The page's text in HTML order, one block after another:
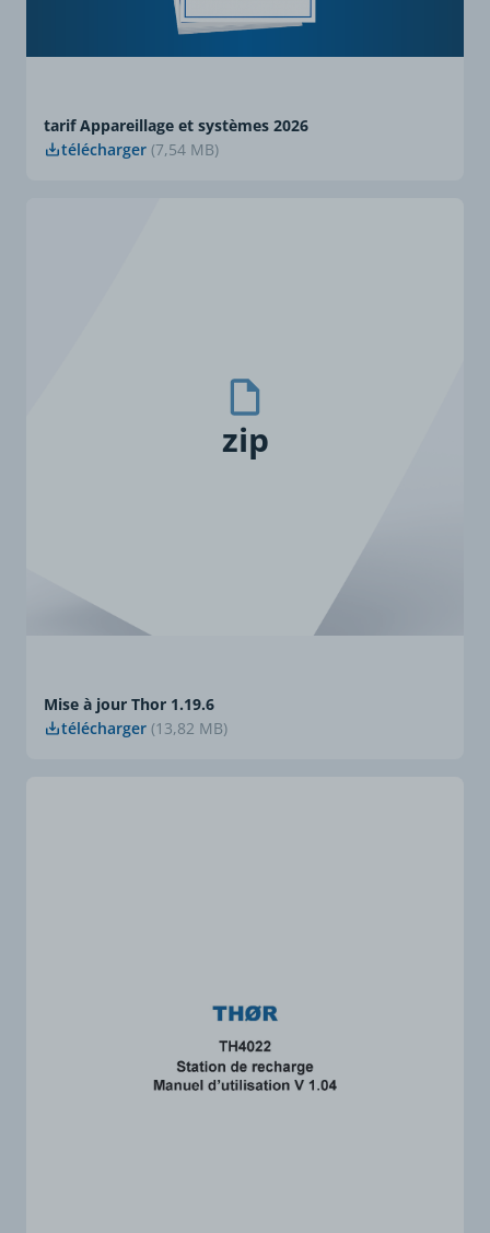
tarif Appareillage et systèmes 2026
télécharger (7,54 MB)
zip
Mise à jour Thor 1.19.6
télécharger (13,82 MB)